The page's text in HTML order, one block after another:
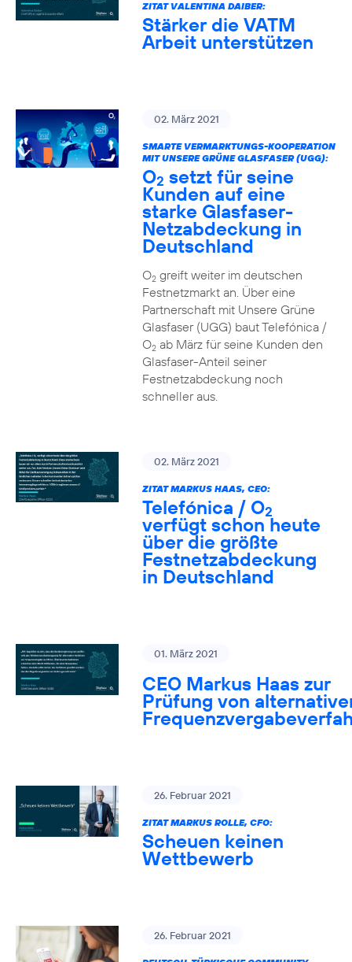
ZITAT VALENTINA DAIBER:
Stärker die VATM
Arbeit unterstützen
02. März 2021
SMARTE VERMARKTUNGS-KOOPERATION
MIT UNSERE GRÜNE GLASFASER (UGG):
O2 setzt für seine
Kunden auf eine
starke Glasfaser-
Netzabdeckung in
Deutschland
O2greift weiter im deutschen
Festnetzmarkt an. Über eine
Partnerschaft mit Unsere Grüne
Glasfaser (UGG) baut Telefónica /
O2ab März für seine Kunden den
Glasfaser-Anteil seiner
Festnetzabdeckung noch
schneller aus.
02. März 2021
ZITAT MARKUS HAAS, CEO:
Telefónica / O2
verfügt schon heute
über die größte
Festnetzabdeckung
in Deutschland
01. März 2021
CEO Markus Haas zur
Prüfung von
26. Februar 2021
ZITAT MARKUS ROLLE, CFO:
Scheuen keinen
Wettbewerb
26. Februar 2021